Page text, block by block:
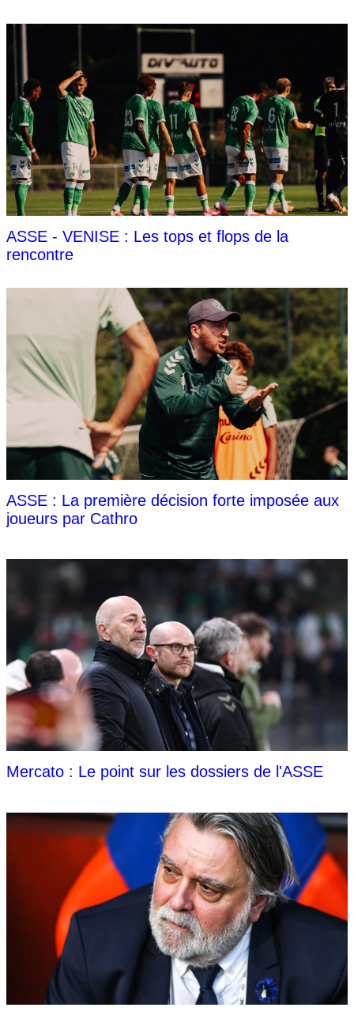
ASSE - VENISE : Les tops et flops de la
rencontre
ASSE : La première décision forte imposée aux
joueurs par Cathro
Mercato : Le point sur les dossiers de l'ASSE